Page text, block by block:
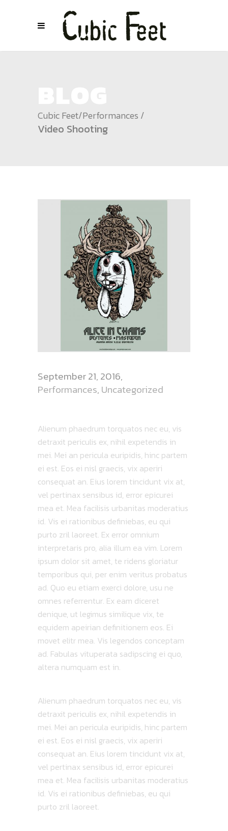
Cubic Feet/Performances /
Video Shooting
September 21, 2016
Performances, Uncategorized
Alienum phaedrum torquatos nec eu, vis
detraxit periculis ex, nihil expetendis in
mei. Mei an pericula euripidis, hinc partem
ei est. Eos ei nisl graecis, vix aperiri
consequat an. Eius lorem tincidunt vix at,
vel pertinax sensibus id, error epicurei
mea et. Mea facilisis urbanitas moderatius
id. Vis ei rationibus definiebas, eu qui
purto zril laoreet. Ex error omnium
interpretaris pro, alia illum ea vim. Lorem
ipsum dolor sit amet, te ridens gloriatur
temporibus qui, per enim veritus probatus
ad. Quo eu etiam exerci dolore, usu ne
omnes referrentur. Ex eam diceret
denique, ut legimus similique vix, te
equidem apeirian definitionem eos. Ei
movet elitr mea. Vis legendos conceptam
ad. Fabulas vituperata sadipscing ei quo,
altera numquam est in.
Alienum phaedrum torquatos nec eu, vis
detraxit periculis ex, nihil expetendis in
mei. Mei an pericula euripidis, hinc partem
ei est. Eos ei nisl graecis, vix aperiri
consequat an. Eius lorem tincidunt vix at,
vel pertinax sensibus id, error epicurei
mea et. Mea facilisis urbanitas moderatius
id. Vis ei rationibus definiebas, eu qui
purto zril laoreet.